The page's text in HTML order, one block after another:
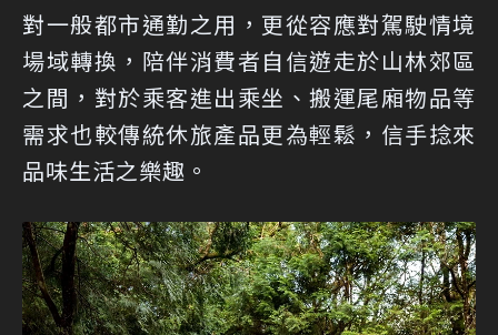
對一般都市通勤之用，更從容應對駕駛情境
場域轉換，陪伴消費者自信遊走於山林郊區
之間，對於乘客進出乘坐、搬運尾廂物品等
需求也較傳統休旅產品更為輕鬆，信手捻來
品味生活之樂趣。